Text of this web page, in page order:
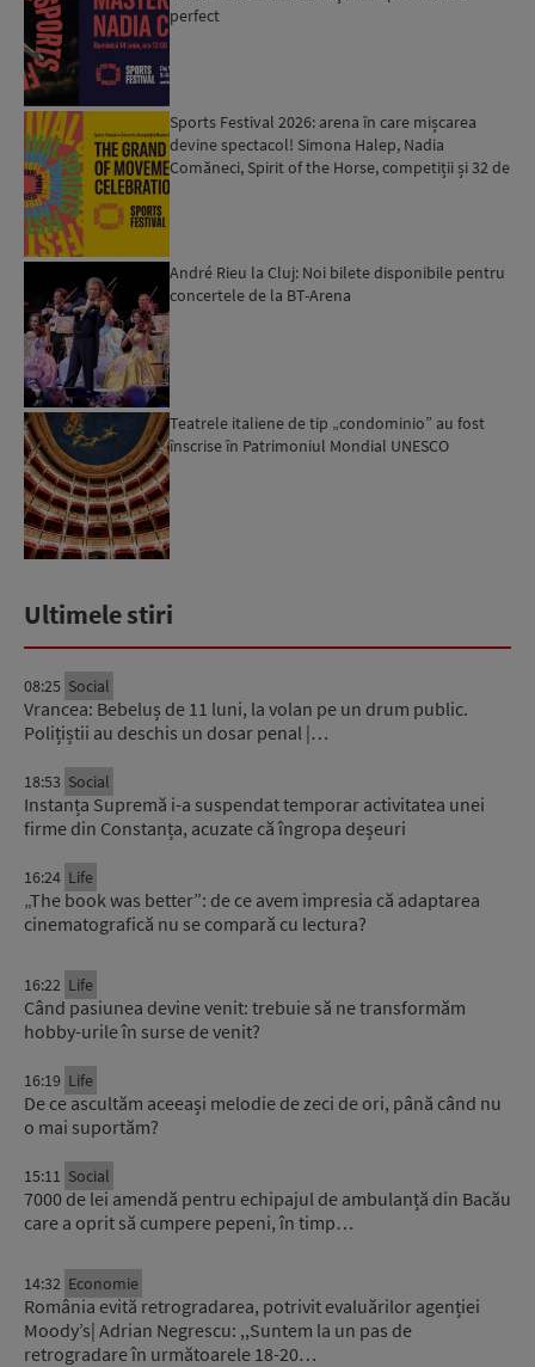
perfect
Sports Festival 2026: arena în care mișcarea
devine spectacol! Simona Halep, Nadia
Comăneci, Spirit of the Horse, competiții și 32 de
André Rieu la Cluj: Noi bilete disponibile pentru
concertele de la BT-Arena
Teatrele italiene de tip „condominio” au fost
înscrise în Patrimoniul Mondial UNESCO
Ultimele stiri
08:25 Social
Vrancea: Bebeluș de 11 luni, la volan pe un drum public.
Polițiștii au deschis un dosar penal |…
18:53 Social
Instanța Supremă i-a suspendat temporar activitatea unei
firme din Constanța, acuzate că îngropa deșeuri
16:24 Life
„The book was better”: de ce avem impresia că adaptarea
cinematografică nu se compară cu lectura?
16:22 Life
Când pasiunea devine venit: trebuie să ne transformăm
hobby-urile în surse de venit?
16:19 Life
De ce ascultăm aceeași melodie de zeci de ori, până când nu
o mai suportăm?
15:11 Social
7000 de lei amendă pentru echipajul de ambulanță din Bacău
care a oprit să cumpere pepeni, în timp…
14:32 Economie
România evită retrogradarea, potrivit evaluărilor agenției
Moody’s| Adrian Negrescu: ,,Suntem la un pas de
retrogradare în următoarele 18-20…